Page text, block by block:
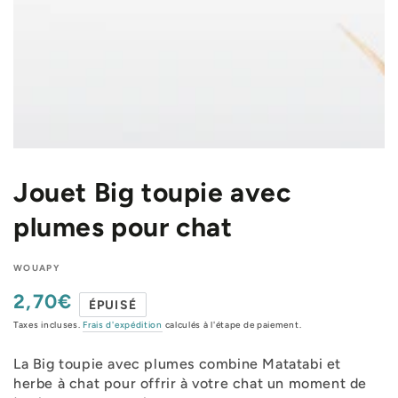
Jouet Big toupie avec
plumes pour chat
WOUAPY
Prix
normal
2,70€ ÉPUISÉ
Taxes incluses. Frais d'expédition calculés à l'étape de paiement.
La Big toupie avec plumes combine Matatabi et
herbe à chat pour offrir à votre chat un moment de